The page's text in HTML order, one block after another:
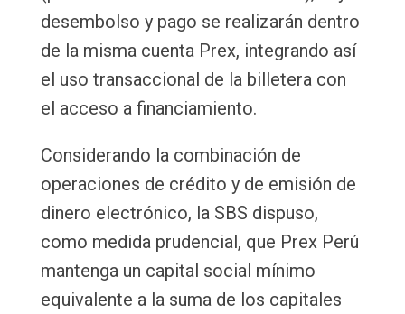
desembolso y pago se realizarán dentro
de la misma cuenta Prex, integrando así
el uso transaccional de la billetera con
el acceso a financiamiento.
Considerando la combinación de
operaciones de crédito y de emisión de
dinero electrónico, la SBS dispuso,
como medida prudencial, que Prex Perú
mantenga un capital social mínimo
equivalente a la suma de los capitales